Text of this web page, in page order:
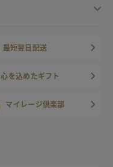
最短翌日配送
心を込めたギフト
マイレージ倶楽部